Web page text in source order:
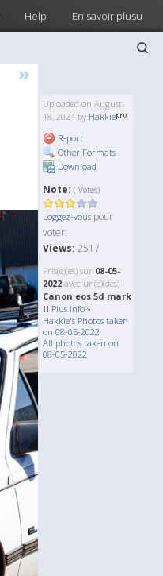
Help En savoir plusu
»
Uploaded on August
18, 2024 by Hakkie
Report
Other Formats
Download
Note: ( Votes)
Loggez-vous pour
voter!
Views: 2517
Pris(e)(es) sur 08-05-
2022 avec un(e)(des)
Canon eos 5d mark
ii Plus Info »
Hakkie's Photos taken
on 08-05-2022
All photos taken on
08-05-2022